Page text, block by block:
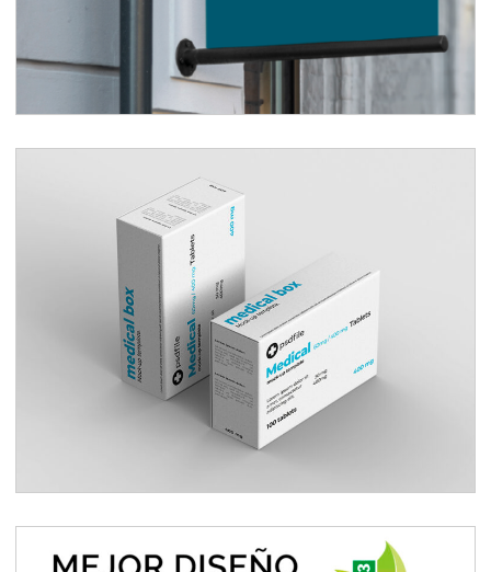
Packaging farmacéutico